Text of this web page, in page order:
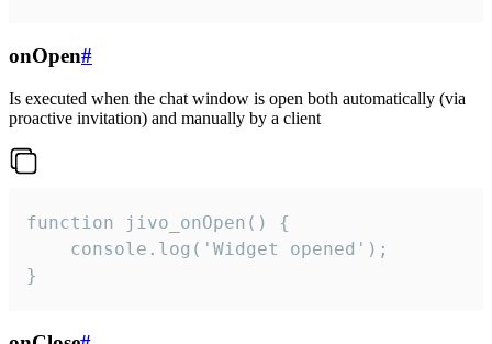
onOpen#
Is executed when the chat window is open both automatically (via
proactive invitation) and manually by a client
function jivo_onOpen() {
    console.log('Widget opened');
}